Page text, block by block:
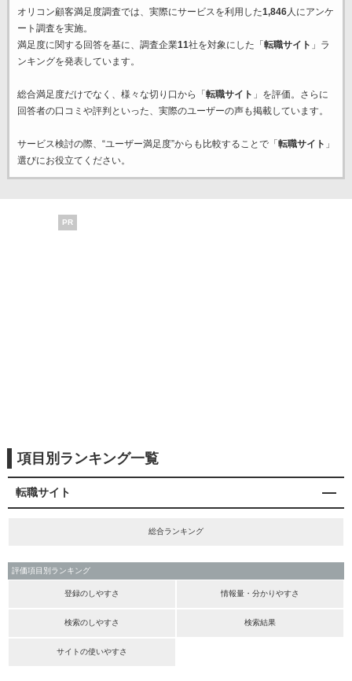
オリコン顧客満足度調査では、実際にサービスを利用した1,846人にアンケ
ート調査を実施。
満足度に関する回答を基に、調査企業11社を対象にした「 転職サイト 」ラ
ンキングを発表しています。
総合満足度だけでなく、様々な切り口から「 転職サイト 」を評価。さらに
回答者の口コミや評判といった、実際のユーザーの声も掲載しています。
サービス検討の際、“ユーザー満足度”からも比較することで「 転職サイト 」
選びにお役立てください。
PR
項目別ランキング一覧
転職サイト
総合ランキング
評価項目別ランキング
登録のしやすさ 情報量・分かりやすさ
検索のしやすさ 検索結果
サイトの使いやすさ